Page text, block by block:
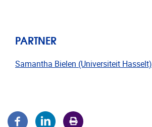
PARTNER
Samantha Bielen (Universiteit Hasselt)